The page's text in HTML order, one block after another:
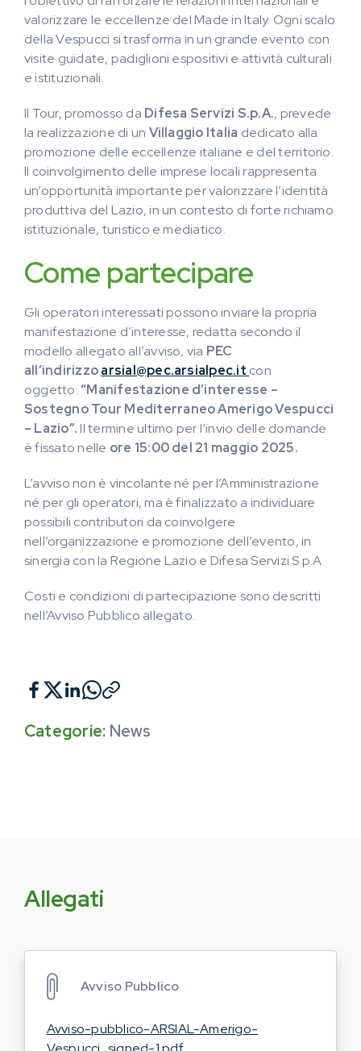
valorizzare le eccellenze del Made in Italy. Ogni scalo
della Vespucci si trasforma in un grande evento con
visite guidate, padiglioni espositivi e attività culturali
e istituzionali.
Il Tour, promosso da Difesa Servizi S.p.A., prevede
la realizzazione di un Villaggio Italia dedicato alla
promozione delle eccellenze italiane e del territorio.
Il coinvolgimento delle imprese locali rappresenta
un’opportunità importante per valorizzare l’identità
produttiva del Lazio, in un contesto di forte richiamo
istituzionale, turistico e mediatico.
Come partecipare
Gli operatori interessati possono inviare la propria
manifestazione d’interesse, redatta secondo il
modello allegato all’avviso, via PEC
all’indirizzoarsial@pec.arsialpec.it con
oggetto:“Manifestazione d’interesse –
Sostegno Tour Mediterraneo Amerigo Vespucci
– Lazio”.Il termine ultimo per l’invio delle domande
è fissato nelle ore 15:00 del 21 maggio 2025.
L’avviso non è vincolante né per l’Amministrazione
né per gli operatori, ma è finalizzato a individuare
possibili contributori da coinvolgere
nell’organizzazione e promozione dell’evento, in
sinergia con la Regione Lazio e Difesa Servizi S.p.A.
Costi e condizioni di partecipazione sono descritti
nell’Avviso Pubblico allegato.
Categorie: News
Allegati
Avviso Pubblico
Avviso-pubblico-ARSIAL-Amerigo-